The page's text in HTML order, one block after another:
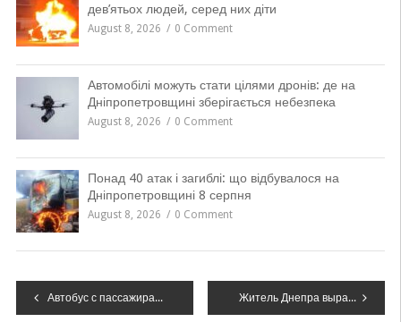
дев’ятьох людей, серед них діти
August 8, 2026 0 Comment
Автомобілі можуть стати цілями дронів: де на
Дніпропетровщині зберігається небезпека
August 8, 2026 0 Comment
Понад 40 атак і загиблі: що відбувалося на
Дніпропетровщині 8 серпня
August 8, 2026 0 Comment
Навігація
Автобус с пассажирами врезался в грузовик: есть погибшие Житель Днепра выращивал коноплю вместо овощей